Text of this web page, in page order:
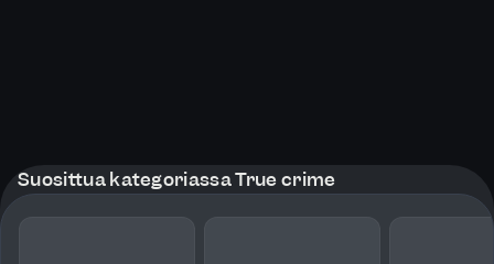
Suosittua kategoriassa True crime